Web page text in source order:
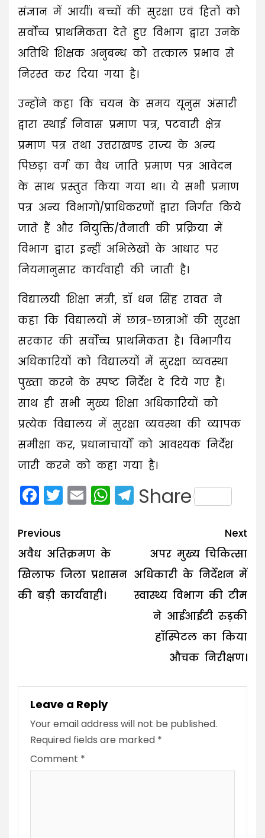
संज्ञान में आयीं। बच्चों की सुरक्षा एवं हितों को
सर्वोच्च प्राथमिकता देते हुए विभाग द्वारा उनके
अतिथि शिक्षक अनुबन्ध को तत्काल प्रभाव से
निरस्त कर दिया गया है।
उन्होंने कहा कि चयन के समय यूनुस अंसारी
द्वारा स्थाई निवास प्रमाण पत्र, पटवारी क्षेत्र
प्रमाण पत्र तथा उत्तराखण्ड राज्य के अन्य
पिछड़ा वर्ग का वैध जाति प्रमाण पत्र आवेदन
के साथ प्रस्तुत किया गया था। ये सभी प्रमाण
पत्र अन्य विभागों/प्राधिकरणों द्वारा निर्गत किये
जाते हैं और नियुक्ति/तैनाती की प्रक्रिया में
विभाग द्वारा इन्हीं अभिलेखों के आधार पर
नियमानुसार कार्यवाही की जाती है।
विद्यालयी शिक्षा मंत्री, डॉ धन सिंह रावत ने
कहा कि विद्यालयों में छात्र-छात्राओं की सुरक्षा
सरकार की सर्वोच्च प्राथमिकता है। विभागीय
अधिकारियों को विद्यालयों में सुरक्षा व्यवस्था
पुख्ता करने के स्पष्ट निर्देश दे दिये गए हैं।
साथ ही सभी मुख्य शिक्षा अधिकारियों को
प्रत्येक विद्यालय में सुरक्षा व्यवस्था की व्यापक
समीक्षा कर, प्रधानाचार्यों को आवश्यक निर्देश
जारी करने को कहा गया है।
Facebook
Twitter
EmailWhatsApp
Telegram
Share
Post
navigation
Previous
अवैध अतिक्रमण के
खिलाफ जिला प्रशासन
की बड़ी कार्यवाही।
Next
अपर मुख्य चिकित्सा
अधिकारी के निर्देशन में
स्वास्थ्य विभाग की टीम
ने आईआईटी रुड़की
हॉस्पिटल का किया
औचक निरीक्षण।
Leave a Reply
Your email address will not be published.
Required fields are marked *
Comment *